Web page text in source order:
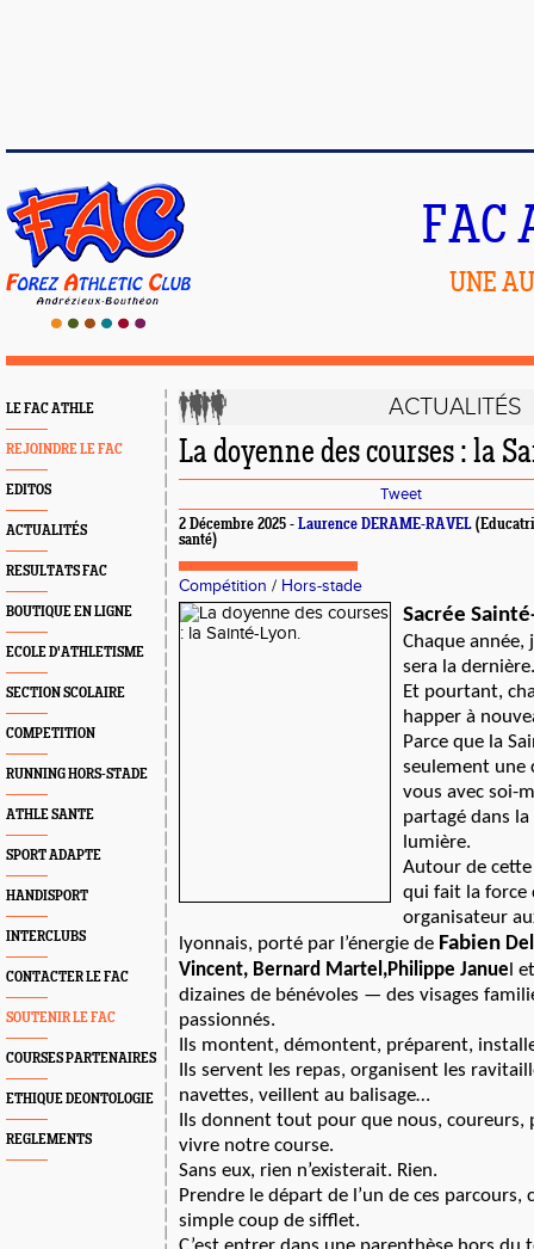
FAC
UNE
LE FAC ATHLE
REJOINDRE LE FAC
EDITOS
ACTUALITÉS
RESULTATS FAC
BOUTIQUE EN LIGNE
ECOLE D'ATHLETISME
SECTION SCOLAIRE
COMPETITION
RUNNING HORS-STADE
ATHLE SANTE
SPORT ADAPTE
HANDISPORT
INTERCLUBS
CONTACTER LE FAC
SOUTENIR LE FAC
COURSES PARTENAIRES
ETHIQUE DEONTOLOGIE
REGLEMENTS
ACTUALITÉS
La doyenne des courses : la
Tweet
2 Décembre 2025 - Laurence DERAME-RAVEL
santé)
Compétition / Hors-stade
Sacrée
Chaque année,
sera la dernière.
Et pourtant,
happer à
Parce que la
seulement une
vous avec soi-
partagé dans
lumière.
Autour de
qui fait la
organisateur
lyonnais, porté par l’énergie de Fabien
Vincent, Bernard Martel,Philippe Janue l
dizaines de bénévoles — des visages
passionnés.
Ils montent, démontent, préparent,
Ils servent les repas, organisent les
navettes, veillent au balisage…
Ils donnent tout pour que nous,
vivre notre course.
Sans eux, rien n’existerait. Rien.
Prendre le départ de l’un de ces parcours,
simple coup de sifflet.